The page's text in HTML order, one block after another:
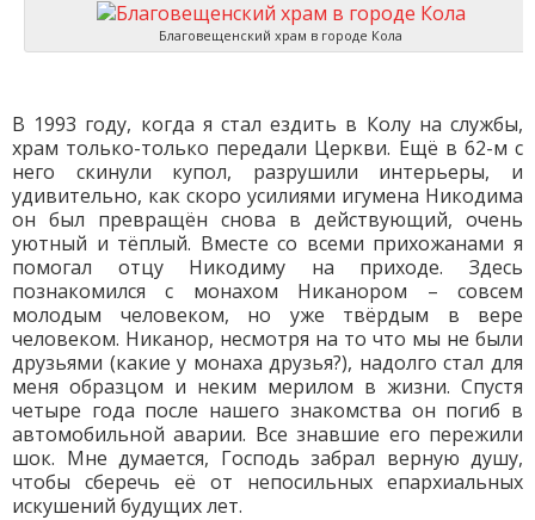
Благовещенский храм в городе Кола
В 1993 году, когда я стал ездить в Колу на службы,
храм только-только передали Церкви. Ещё в 62-м с
него скинули купол, разрушили интерьеры, и
удивительно, как скоро усилиями игумена Никодима
он был превращён снова в действующий, очень
уютный и тёплый. Вместе со всеми прихожанами я
помогал отцу Никодиму на приходе. Здесь
познакомился с монахом Никанором – совсем
молодым человеком, но уже твёрдым в вере
человеком. Никанор, несмотря на то что мы не были
друзьями (какие у монаха друзья?), надолго стал для
меня образцом и неким мерилом в жизни. Спустя
четыре года после нашего знакомства он погиб в
автомобильной аварии. Все знавшие его пережили
шок. Мне думается, Господь забрал верную душу,
чтобы сберечь её от непосильных епархиальных
искушений будущих лет.